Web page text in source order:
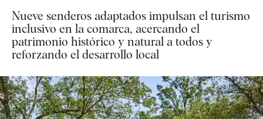
Nueve senderos adaptados impulsan el turismo
inclusivo en la comarca, acercando el
patrimonio histórico y natural a todos y
reforzando el desarrollo local